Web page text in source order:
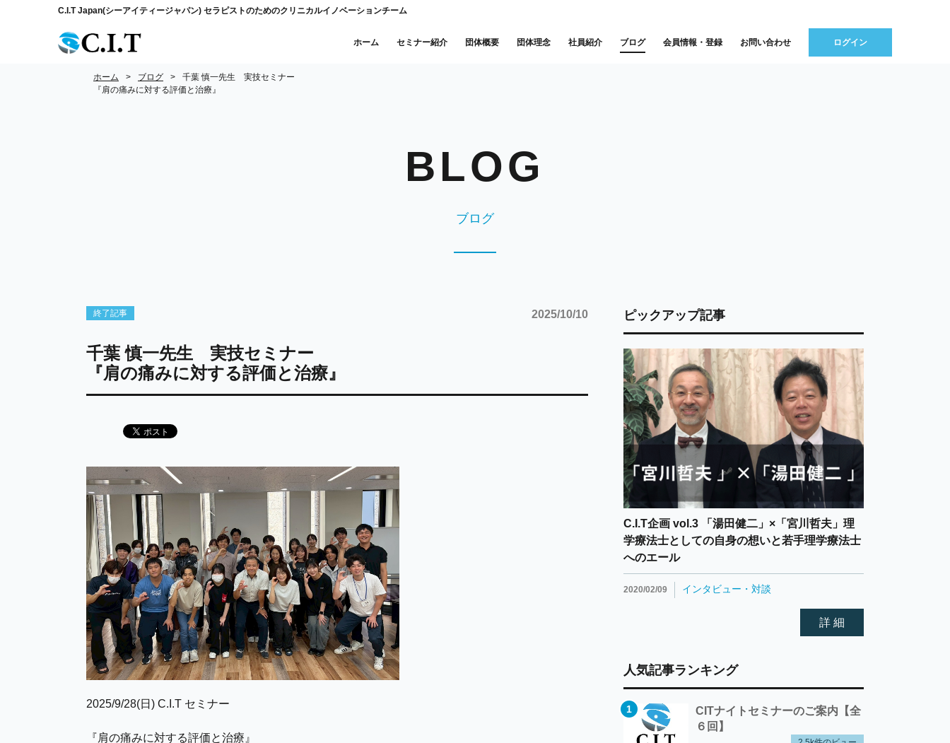
C.I.T Japan(シーアイティージャパン) セラピストのためのクリニカルイノベーションチーム
ホーム セミナー紹介 団体概要 団体理念 社員紹介 ブログ 会員情報・登録 お問い合わせ ログイン
ホーム ブログ
千葉 慎一先生 実技セミナー
『肩の痛みに対する評価と治療』
ブログ
終了記事 2025/10/10
千葉 慎一先生 実技セミナー
『肩の痛みに対する評価と治療』
2025/9/28(日) C.I.T セミナー
『肩の痛みに対する評価と治療』
ピックアップ記事
C.I.T企画 vol.3 「湯田健二」×「宮川哲夫」理
学療法士としての自身の想いと若手理学療法士
へのエール
2020/02/09 インタビュー・対談
詳 細
人気記事ランキング
CITナイトセミナーのご案内【全
６回】